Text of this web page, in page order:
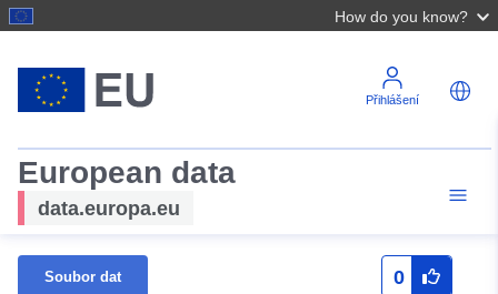
How do you know?
Přihlášení
European data
data.europa.eu
Soubor dat 0